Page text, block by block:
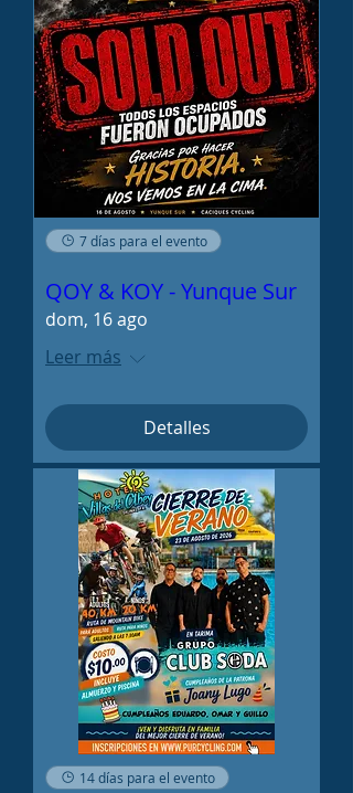
7 días para el evento
QOY & KOY - Yunque Sur
dom, 16 ago
Leer más
Detalles
14 días para el evento